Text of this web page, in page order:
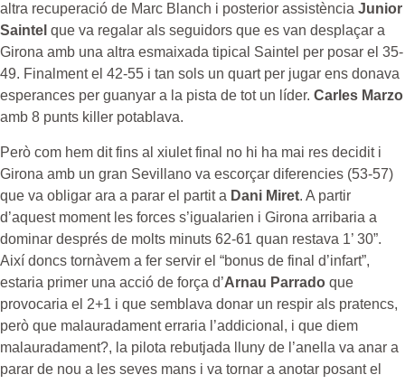
altra recuperació de Marc Blanch i posterior assistència Junior
Saintel que va regalar als seguidors que es van desplaçar a
Girona amb una altra esmaixada tipical Saintel per posar el 35-
49. Finalment el 42-55 i tan sols un quart per jugar ens donava
esperances per guanyar a la pista de tot un líder. Carles Marzo
amb 8 punts killer potablava.
Però com hem dit fins al xiulet final no hi ha mai res decidit i
Girona amb un gran Sevillano va escorçar diferencies (53-57)
que va obligar ara a parar el partit a Dani Miret. A partir
d’aquest moment les forces s’igualarien i Girona arribaria a
dominar després de molts minuts 62-61 quan restava 1’ 30”.
Així doncs tornàvem a fer servir el “bonus de final d’infart”,
estaria primer una acció de força d’Arnau Parrado que
provocaria el 2+1 i que semblava donar un respir als pratencs,
però que malauradament erraria l’addicional, i que diem
malauradament?, la pilota rebutjada lluny de l’anella va anar a
parar de nou a les seves mans i va tornar a anotar posant el